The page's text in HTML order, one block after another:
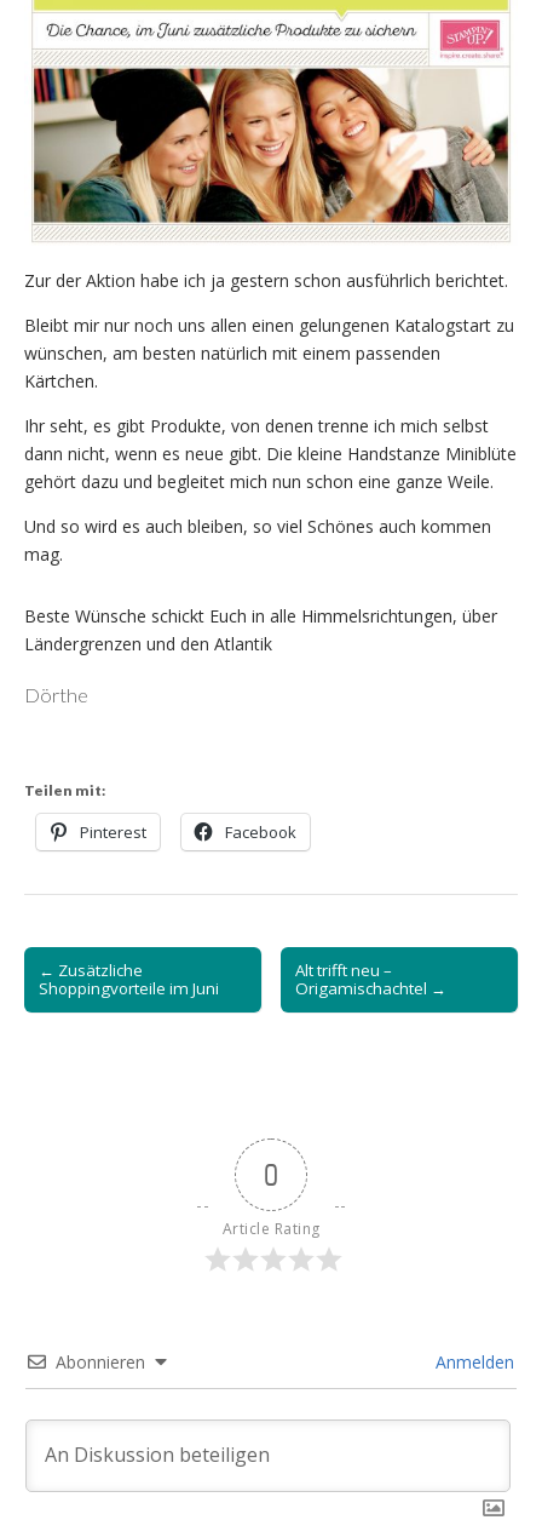
Zur der Aktion habe ich ja gestern schon ausführlich berichtet.
Bleibt mir nur noch uns allen einen gelungenen Katalogstart zu
wünschen, am besten natürlich mit einem passenden
Kärtchen.
Ihr seht, es gibt Produkte, von denen trenne ich mich selbst
dann nicht, wenn es neue gibt. Die kleine Handstanze Miniblüte
gehört dazu und begleitet mich nun schon eine ganze Weile.
Und so wird es auch bleiben, so viel Schönes auch kommen
mag.
Beste Wünsche schickt Euch in alle Himmelsrichtungen, über
Ländergrenzen und den Atlantik
Dörthe
Teilen mit:
Pinterest Facebook
Post
navigation
← Zusätzliche
Shoppingvorteile im Juni
Alt trifft neu –
Origamischachtel →
0
Article Rating
Abonnieren Anmelden